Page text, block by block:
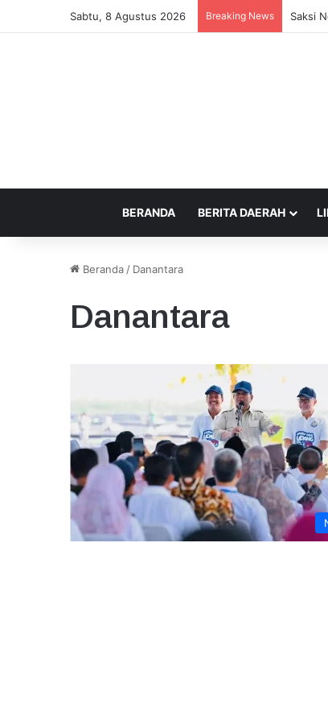
Sabtu, 8 Agustus 2026 Breaking News Saksi
BERANDA BERITA DAERAH
Beranda / Danantara
Danantara